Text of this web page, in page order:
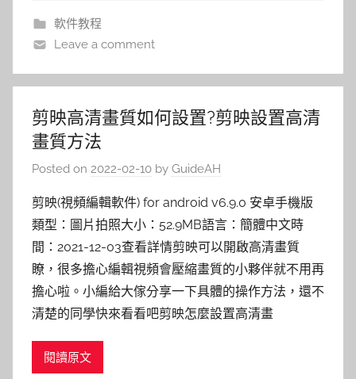
軟件教程
Leave a comment
剪映高清畫質如何設置?剪映設置高清
畫質方法
Posted on 2022-02-10 by GuideAH
剪映(視頻編輯軟件) for android v6.9.0 安卓手機版
類型：圖片拍照大小：52.9MB語言：簡體中文時
間：2021-12-03查看詳情剪映可以開啟高清畫質
瞭，很多擔心編輯視頻會壓縮畫質的小夥伴就不用再
擔心啦。小編給大傢分享一下具體的操作方法，還不
清楚的同學快來看看吧剪映怎麼設置高清畫
閱讀原文